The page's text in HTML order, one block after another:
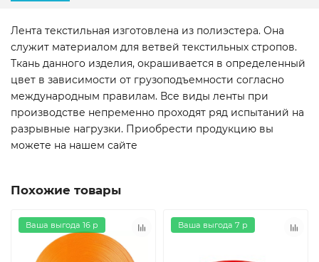
Лента текстильная изготовлена из полиэстера. Она
служит материалом для ветвей текстильных стропов.
Ткань данного изделия, окрашивается в определенный
цвет в зависимости от грузоподъемности согласно
международным правилам. Все виды ленты при
производстве непременно проходят ряд испытаний на
разрывные нагрузки. Приобрести продукцию вы
можете на нашем сайте
Похожие товары
Ваша выгода 16 р Ваша выгода 7 р